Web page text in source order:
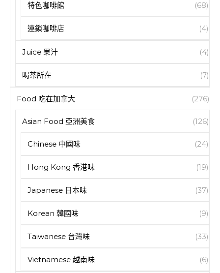
特色咖啡館 (68)
連鎖咖啡店 (4)
Juice 果汁 (4)
喝茶所在 (7)
Food 吃在加拿大 (276)
Asian Food 亞洲美食 (126)
Chinese 中國味 (24)
Hong Kong 香港味 (19)
Japanese 日本味 (37)
Korean 韓國味 (9)
Taiwanese 台灣味 (33)
Vietnamese 越南味 (6)